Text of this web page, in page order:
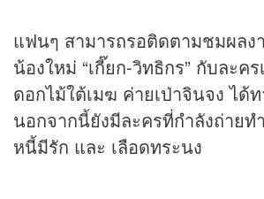
แฟนๆ สามารถรอติดตามชมผลง
น้องใหม่ “เกี๊ยก-วิทธิกร” กับละคร
ดอกไม้ใต้เมฆ ค่ายเป่าจินจง ได้
นอกจากนี้ยังมีละครที่กำลังถ่ายท
หนี้มีรัก และ เลือดทระนง